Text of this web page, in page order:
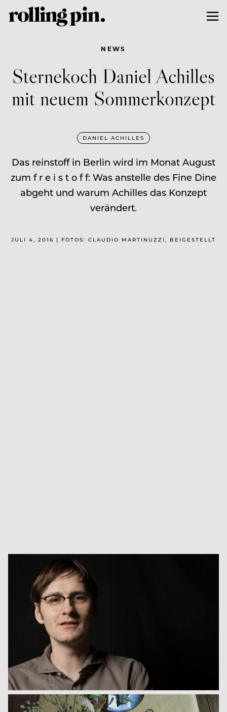
NEWS
Sternekoch Daniel Achilles
mit neuem Sommerkonzept
DANIEL ACHILLES
Das reinstoff in Berlin wird im Monat August
zum f r e i s t o f f: Was anstelle des Fine Dine
abgeht und warum Achilles das Konzept
verändert.
JULI 4, 2016 | FOTOS: CLAUDIO MARTINUZZI, BEIGESTELLT